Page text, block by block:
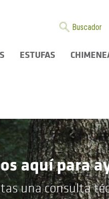
Buscador
ESTUFAS
aquí para
una consulta